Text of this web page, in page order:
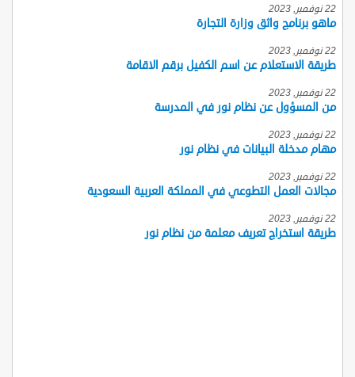
22 نوفمبر, 2023
ماهو برنامج واثق وزارة التجارة
22 نوفمبر, 2023
طريقة الاستعلام عن اسم الكفيل برقم الاقامة
22 نوفمبر, 2023
من المسؤول عن نظام نور في المدرسة
22 نوفمبر, 2023
مهام مدخلة البيانات في نظام نور
22 نوفمبر, 2023
مجالات العمل التطوعي في المملكة العربية السعودية
22 نوفمبر, 2023
طريقة استخراج تعريف معلمة من نظام نور